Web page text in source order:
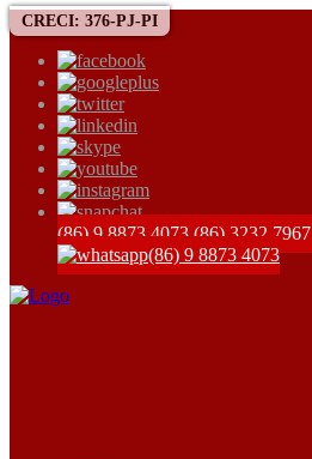
CRECI: 376-PJ-PI
(86) 9 8873 4073 (86) 3232 7967
(86) 9 8873 4073